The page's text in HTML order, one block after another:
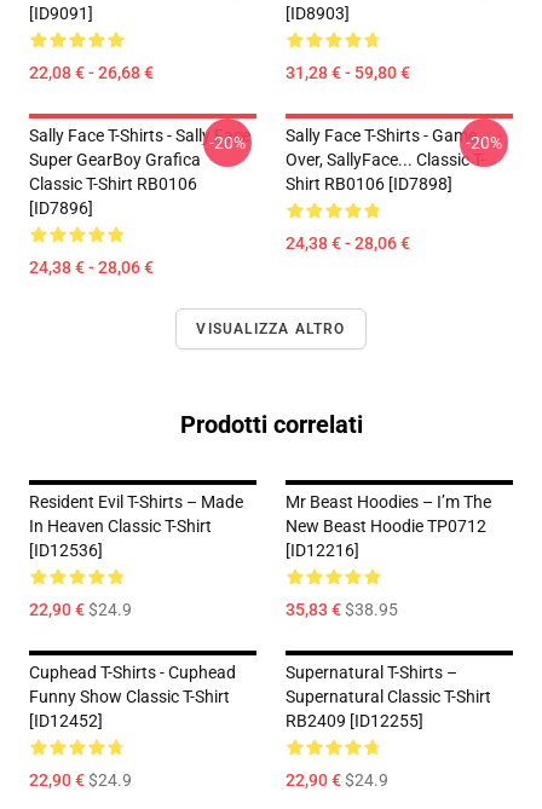
[ID9091]
22,08 € - 26,68 €
[ID8903]
31,28 € - 59,80 €
Sally Face T-Shirts - Sally Face
Super GearBoy Grafica
Classic T-Shirt RB0106
[ID7896]
24,38 € - 28,06 €
-20%
Sally Face T-Shirts - Game
Over, SallyFace... Classic T-
Shirt RB0106 [ID7898]
24,38 € - 28,06 €
-20%
VISUALIZZA ALTRO
Prodotti correlati
Resident Evil T-Shirts – Made
In Heaven Classic T-Shirt
[ID12536]
22,90 €$24.9
Mr Beast Hoodies – I’m The
New Beast Hoodie TP0712
[ID12216]
35,83 €$38.95
Cuphead T-Shirts - Cuphead
Funny Show Classic T-Shirt
[ID12452]
22,90 €$24.9
Supernatural T-Shirts –
Supernatural Classic T-Shirt
RB2409 [ID12255]
22,90 €$24.9